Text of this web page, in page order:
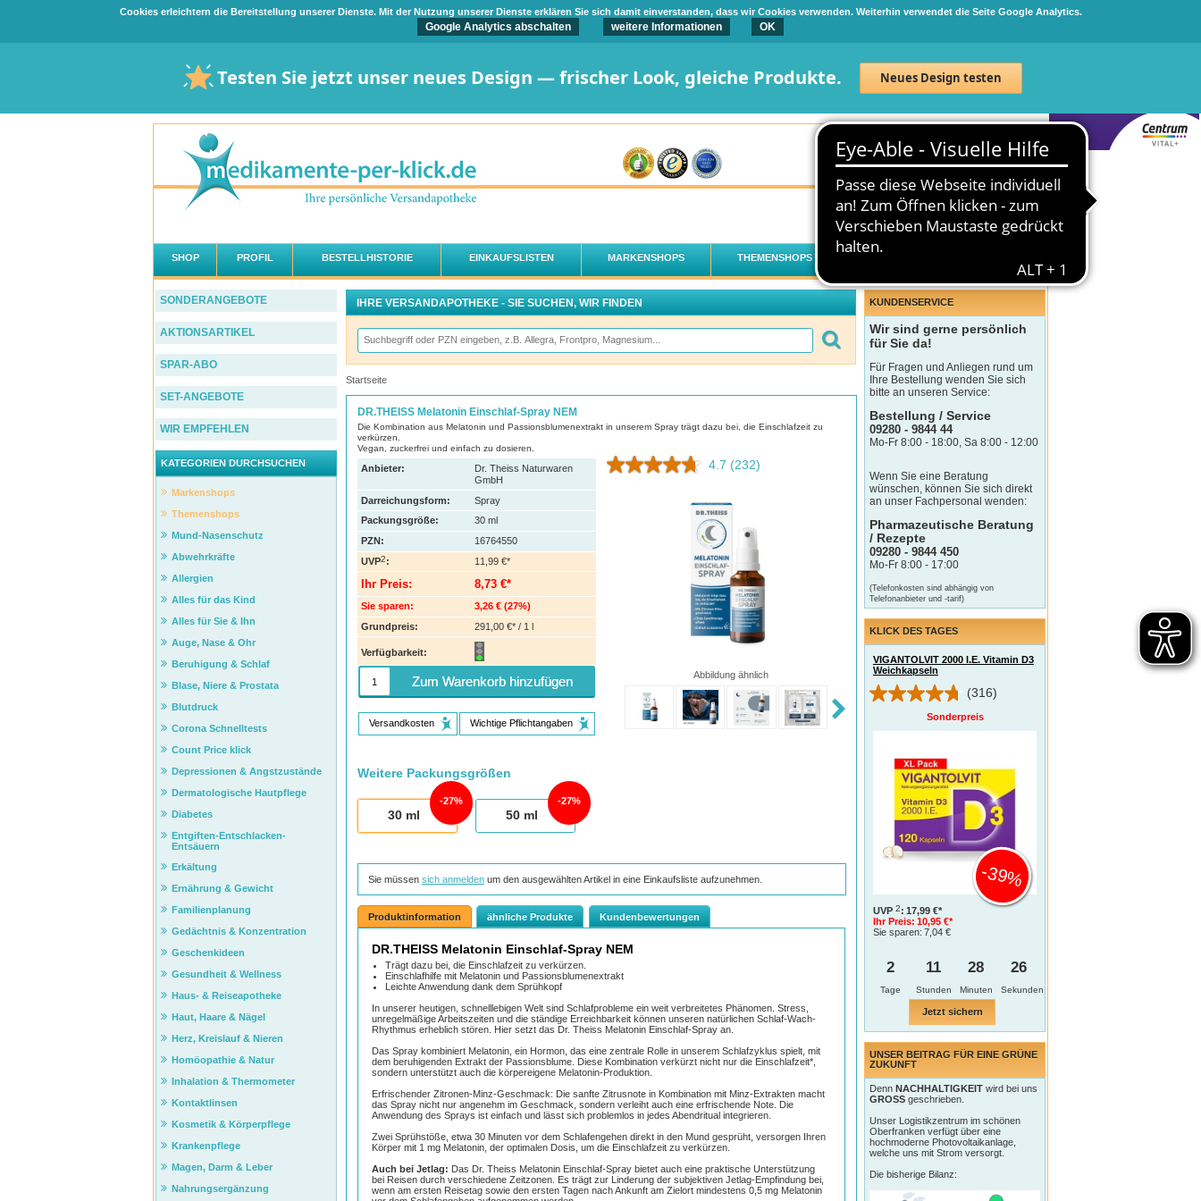
Cookies erleichtern die Bereitstellung unserer Dienste. Mit der Nutzung unserer Dienste erklären Sie sich damit einverstanden, dass wir Cookies verwenden. Weiterhin verwendet die Seite Google Analytics.
Google Analytics abschalten weitere Informationen OK
Testen Sie jetzt unser neues Design — frischer Look, gleiche Produkte. Neues Design testen
Neuanmeldung Anmelden
0 Artikel 0,00 €
SHOP PROFIL BESTELLHISTORIE EINKAUFSLISTEN MARKENSHOPS THEMENSHOPS
IHRE VERSANDAPOTHEKE - SIE SUCHEN, WIR FINDEN
Startseite
DR.THEISS Melatonin Einschlaf-Spray NEM
Die Kombination aus Melatonin und Passionsblumenextrakt in unserem Spray trägt dazu bei, die Einschlafzeit zu
verkürzen.
Vegan, zuckerfrei und einfach zu dosieren.
4.7 (232)
Abbildung ähnlich
Anbieter:
Dr. Theiss Naturwaren
GmbH
Darreichungsform:
Spray
Packungsgröße:
30 ml
PZN:
16764550
UVP2: 11,99 €*
Ihr Preis: 8,73 €*
Sie sparen: 3,26 € (27%)
Grundpreis:
291,00 €* / 1 l
Verfügbarkeit:
Zum Warenkorb hinzufügen
Versandkosten Wichtige Pflichtangaben
Weitere Packungsgrößen
30ml
27%
50ml
27%
Sie müssen sich anmeldenum den ausgewählten Artikel in eine Einkaufsliste aufzunehmen.
Produktinformation ähnliche Produkte Kundenbewertungen
DR.THEISS Melatonin Einschlaf-Spray NEM
Trägt dazu bei, die Einschlafzeit zu verkürzen.
Einschlafhilfe mit Melatonin und Passionsblumenextrakt
Leichte Anwendung dank dem Sprühkopf
In unserer heutigen, schnelllebigen Welt sind Schlafprobleme ein weit verbreitetes Phänomen. Stress,
unregelmäßige Arbeitszeiten und die ständige Erreichbarkeit können unseren natürlichen Schlaf-Wach-
Rhythmus erheblich stören. Hier setzt das Dr. Theiss Melatonin Einschlaf-Spray an.
Das Spray kombiniert Melatonin, ein Hormon, das eine zentrale Rolle in unserem Schlafzyklus spielt, mit
dem beruhigenden Extrakt der Passionsblume. Diese Kombination verkürzt nicht nur die Einschlafzeit*,
sondern unterstützt auch die körpereigene Melatonin-Produktion.
Erfrischender Zitronen-Minz-Geschmack: Die sanfte Zitrusnote in Kombination mit Minz-Extrakten macht
das Spray nicht nur angenehm im Geschmack, sondern verleiht auch eine erfrischende Note. Die
Anwendung des Sprays ist einfach und lässt sich problemlos in jedes Abendritual integrieren.
Zwei Sprühstöße, etwa 30 Minuten vor dem Schlafengehen direkt in den Mund gesprüht, versorgen Ihren
Körper mit 1 mg Melatonin, der optimalen Dosis, um die Einschlafzeit zu verkürzen.
Auch bei Jetlag: Das Dr. Theiss Melatonin Einschlaf-Spray bietet auch eine praktische Unterstützung
bei Reisen durch verschiedene Zeitzonen. Es trägt zur Linderung der subjektiven Jetlag-Empfindung bei,
wenn am ersten Reisetag sowie den ersten Tagen nach Ankunft am Zielort mindestens 0,5 mg Melatonin
SONDERANGEBOTE
AKTIONSARTIKEL
SPAR-ABO
SET-ANGEBOTE
WIR EMPFEHLEN
KATEGORIEN DURCHSUCHEN
Markenshops
Themenshops
Mund-Nasenschutz
Abwehrkräfte
Allergien
Alles für das Kind
Alles für Sie & Ihn
Auge, Nase & Ohr
Beruhigung & Schlaf
Blase, Niere & Prostata
Blutdruck
Corona Schnelltests
Count Price klick
Depressionen & Angstzustände
Dermatologische Hautpflege
Diabetes
Entgiften-Entschlacken-
Entsäuern
Erkältung
Ernährung & Gewicht
Familienplanung
Gedächtnis & Konzentration
Geschenkideen
Gesundheit & Wellness
Haus- & Reiseapotheke
Haut, Haare & Nägel
Herz, Kreislauf & Nieren
Homöopathie & Natur
Inhalation & Thermometer
Kontaktlinsen
Kosmetik & Körperpflege
Krankenpflege
Magen, Darm & Leber
Nahrungsergänzung
KUNDENSERVICE
Wir sind gerne persönlich
für Sie da!
Für Fragen und Anliegen rund um
Ihre Bestellung wenden Sie sich
bitte an unseren Service:
Bestellung / Service
09280 - 9844 44
Mo-Fr 8:00 - 18:00, Sa 8:00 - 12:00
Wenn Sie eine Beratung
wünschen, können Sie sich direkt
an unser Fachpersonal wenden:
Pharmazeutische Beratung
/ Rezepte
09280 - 9844 450
Mo-Fr 8:00 - 17:00
(Telefonkosten sind abhängig von
Telefonanbieter und -tarif)
KLICK DES TAGES
VIGANTOLVIT 2000 I.E. Vitamin D3
Weichkapseln
(316)
Sonderpreis
UVP 2: 17,99 €*
Ihr Preis: 10,95 €*
Sie sparen: 7,04 €
-39%
2
Tage
11 28 25
Jetzt sichern
UNSER BEITRAG FÜR EINE GRÜNE
ZUKUNFT
Denn NACHHALTIGKEIT wird bei uns
GROSS geschrieben.
Unser Logistikzentrum im schönen
Oberfranken verfügt über eine
hochmoderne Photovoltaikanlage,
welche uns mit Strom versorgt.
Die bisherige Bilanz: